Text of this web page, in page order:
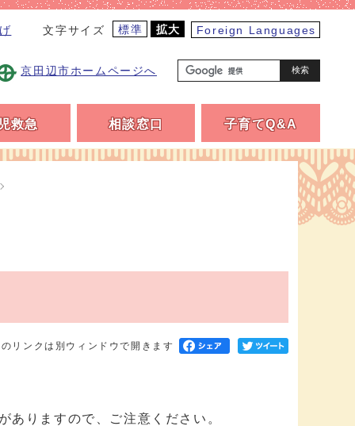
文字サイズ 標準 拡大 Foreign Languages
京田辺市ホームページへ 検索
救急 相談窓口 子育てQ&A
リンクは別ウィンドウで開きます
りますので、ご注意ください。